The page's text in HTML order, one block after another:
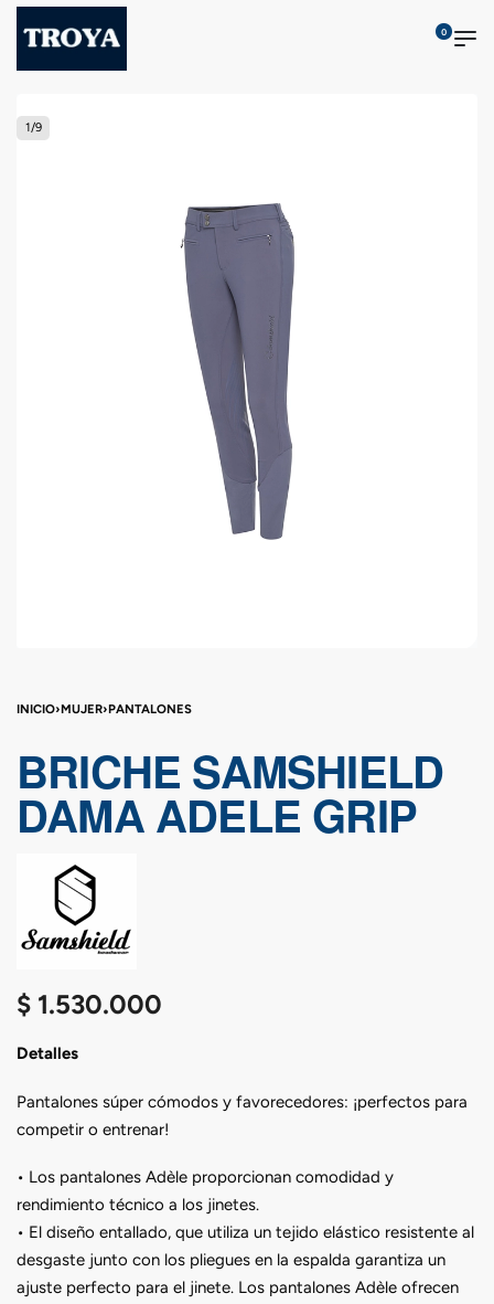
0
1/9
INICIO›MUJER›PANTALONES
BRICHE SAMSHIELD
DAMA ADELE GRIP
$ 1.530.000
Detalles
Pantalones súper cómodos y favorecedores: ¡perfectos para
competir o entrenar!
• Los pantalones Adèle proporcionan comodidad y
rendimiento técnico a los jinetes.
• El diseño entallado, que utiliza un tejido elástico resistente al
desgaste junto con los pliegues en la espalda garantiza un
ajuste perfecto para el jinete. Los pantalones Adèle ofrecen